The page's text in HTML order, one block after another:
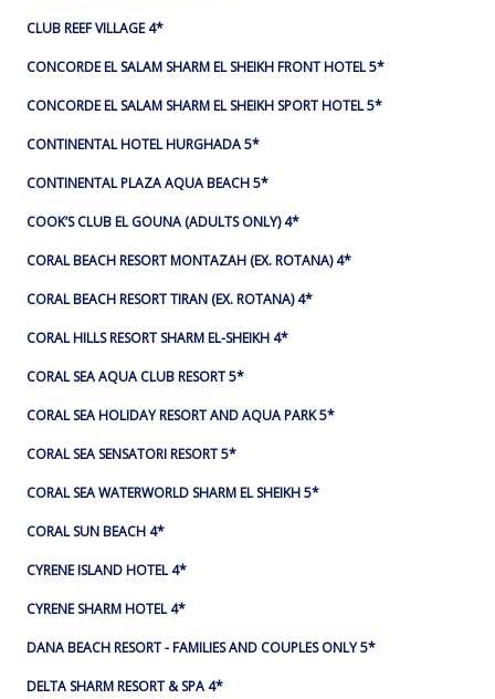
CLUB REEF VILLAGE 4*
CONCORDE EL SALAM SHARM EL SHEIKH FRONT HOTEL 5*
CONCORDE EL SALAM SHARM EL SHEIKH SPORT HOTEL 5*
CONTINENTAL HOTEL HURGHADA 5*
CONTINENTAL PLAZA AQUA BEACH 5*
COOK’S CLUB EL GOUNA (ADULTS ONLY) 4*
CORAL BEACH RESORT MONTAZAH (EX. ROTANA) 4*
CORAL BEACH RESORT TIRAN (EX. ROTANA) 4*
CORAL HILLS RESORT SHARM EL-SHEIKH 4*
CORAL SEA AQUA CLUB RESORT 5*
CORAL SEA HOLIDAY RESORT AND AQUA PARK 5*
CORAL SEA SENSATORI RESORT 5*
CORAL SEA WATERWORLD SHARM EL SHEIKH 5*
CORAL SUN BEACH 4*
CYRENE ISLAND HOTEL 4*
CYRENE SHARM HOTEL 4*
DANA BEACH RESORT - FAMILIES AND COUPLES ONLY 5*
DELTA SHARM RESORT & SPA 4*